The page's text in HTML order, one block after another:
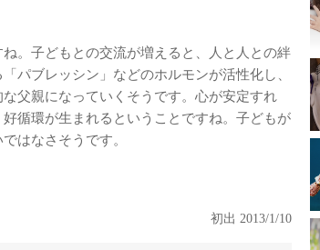
。子どもとの交流が増えると、人と人との絆
パブレッシン」などのホルモンが活性化し、
父親になっていくそうです。心が安定すれ
循環が生まれるということですね。子どもが
はなさそうです。
初出 2013/1/10